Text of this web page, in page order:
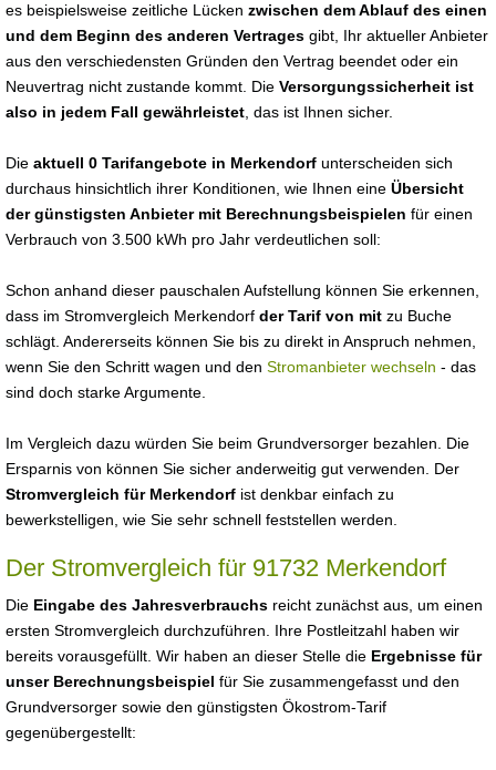
es beispielsweise zeitliche Lücken zwischen dem Ablauf des einen
und dem Beginn des anderen Vertrages gibt, Ihr aktueller Anbieter
aus den verschiedensten Gründen den Vertrag beendet oder ein
Neuvertrag nicht zustande kommt. Die Versorgungssicherheit ist
also in jedem Fall gewährleistet , das ist Ihnen sicher.
Die aktuell 0 Tarifangebote in Merkendorf unterscheiden sich
durchaus hinsichtlich ihrer Konditionen, wie Ihnen eine Übersicht
der günstigsten Anbieter mit Berechnungsbeispielen für einen
Verbrauch von 3.500 kWh pro Jahr verdeutlichen soll:
Schon anhand dieser pauschalen Aufstellung können Sie erkennen,
dass im Stromvergleich Merkendorf der Tarif von mit zu Buche
schlägt. Andererseits können Sie bis zu direkt in Anspruch nehmen,
wenn Sie den Schritt wagen und den Stromanbieter wechseln - das
sind doch starke Argumente.
Im Vergleich dazu würden Sie beim Grundversorger bezahlen. Die
Ersparnis von können Sie sicher anderweitig gut verwenden. Der
Stromvergleich für Merkendorf ist denkbar einfach zu
bewerkstelligen, wie Sie sehr schnell feststellen werden.
Der Stromvergleich für 91732 Merkendorf
Die Eingabe des Jahresverbrauchs reicht zunächst aus, um einen
ersten Stromvergleich durchzuführen. Ihre Postleitzahl haben wir
bereits vorausgefüllt. Wir haben an dieser Stelle die Ergebnisse für
unser Berechnungsbeispiel für Sie zusammengefasst und den
Grundversorger sowie den günstigsten Ökostrom-Tarif
gegenübergestellt: